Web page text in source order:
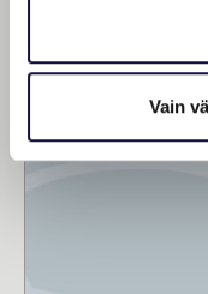
Vain
Finland